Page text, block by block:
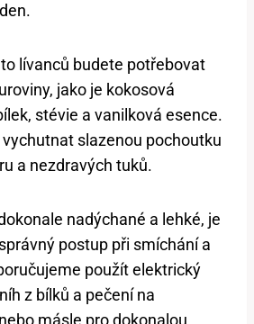
lívanců budete potřebovat
jako je kokosová
stévie a vanilková esence.
slazenou pochoutku
a nezdravých tuků.
nadýchané a lehké, je
postup při smíchání a
použít elektrický
z bílků a pečení na
másle pro dokonalou